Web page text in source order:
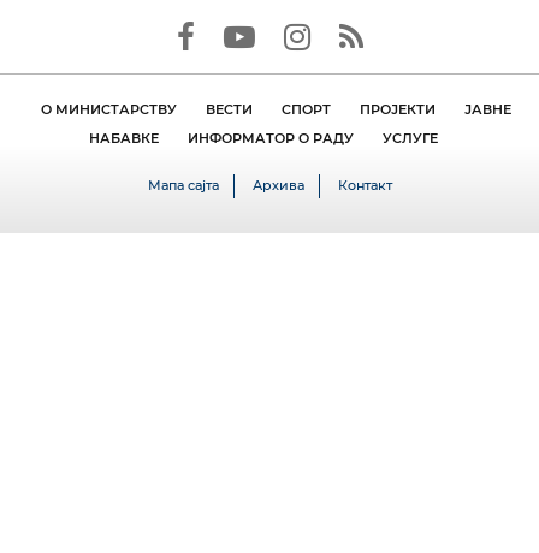
О МИНИСТАРСТВУ ВЕСТИ СПОРТ ПРОЈЕКТИ
ЈАВНЕ
НАБАВКЕ
ИНФОРМАТОР О РАДУ УСЛУГЕ
Мапа сајта Архива Контакт